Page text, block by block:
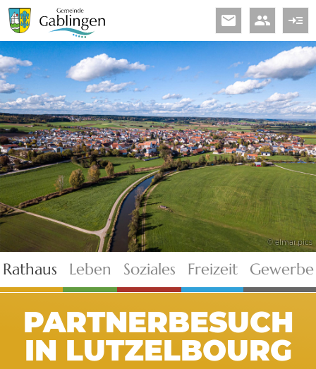
read_more
people
email
© elmar.pics
Rathaus Leben Soziales Freizeit Gewerbe
PARTNERBESUCH
IN LUTZELBOURG